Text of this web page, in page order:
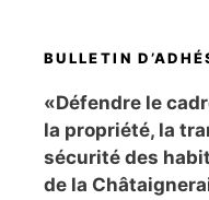
BULLETIN
«Défendre le
la propriété, la
sécurité des
de la